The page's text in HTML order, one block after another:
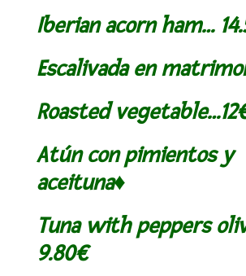
Iberian acorn ham…
Escalivada en
Roasted
Atún con pimientos y
aceituna♦
Tuna with peppers
9.80€